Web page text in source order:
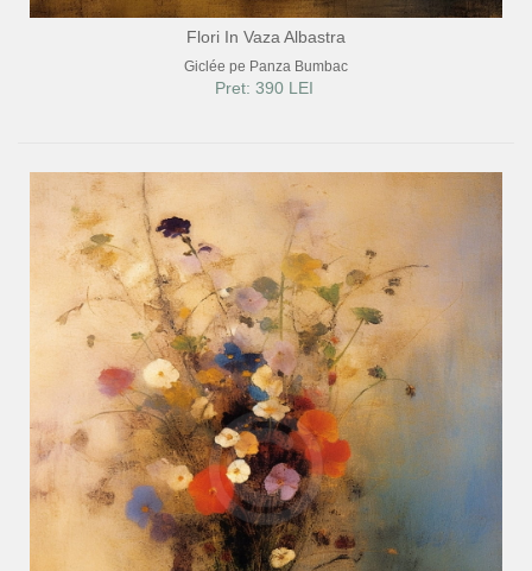
Flori In Vaza Albastra
Giclée pe Panza Bumbac
Pret: 390 LEI